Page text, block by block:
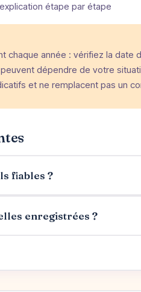
étape par étape
chaque année : vérifiez la date
dépendre de votre
et ne remplacent pas un
fiables ?
enregistrées ?